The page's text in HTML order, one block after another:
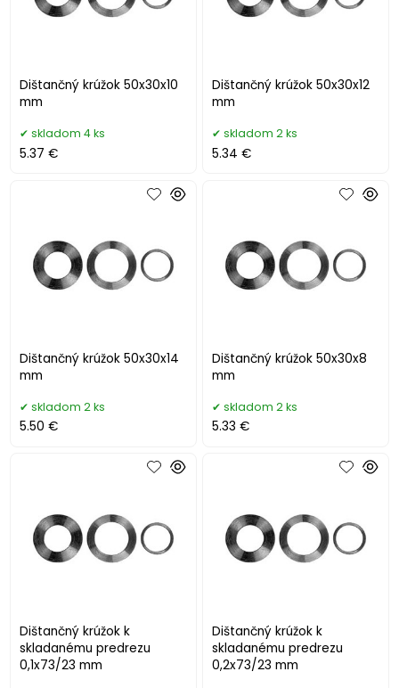
Dištančný krúžok 50x30x10
mm
skladom 4 ks
5.37 €
Dištančný krúžok 50x30x12
mm
skladom 2 ks
5.34 €
Dištančný krúžok 50x30x14
mm
skladom 2 ks
5.50 €
Dištančný krúžok 50x30x8
mm
skladom 2 ks
5.33 €
Dištančný krúžok k
skladanému predrezu
0,1x73/23 mm
Dištančný krúžok k
skladanému predrezu
0,2x73/23 mm